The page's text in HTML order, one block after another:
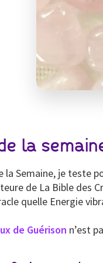
la
la Semaine, je teste
de La Bible des
quelle Energie
de Guérison n’est